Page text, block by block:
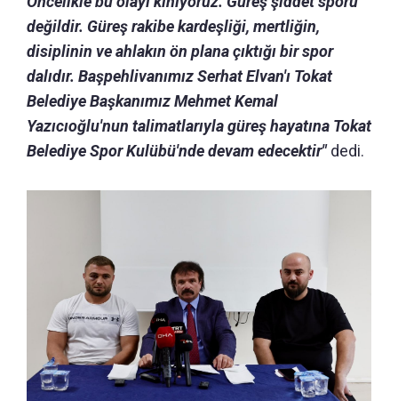
değildir. Güreş rakibe kardeşliği, mertliğin,
disiplinin ve ahlakın ön plana çıktığı bir spor
dalıdır. Başpehlivanımız Serhat Elvan'ı Tokat
Belediye Başkanımız Mehmet Kemal
Yazıcıoğlu'nun talimatlarıyla güreş hayatına Tokat
Belediye Spor Kulübü'nde devam edecektir"dedi.